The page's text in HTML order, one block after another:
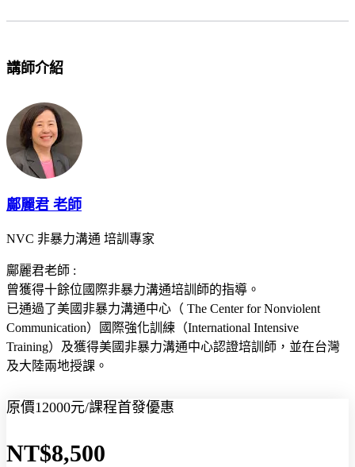
講師介紹
鄺麗君 老師
NVC 非暴力溝通 培訓專家
鄺麗君老師 :
曾獲得十餘位國際非暴力溝通培訓師的指導。
已通過了美國非暴力溝通中心（ The Center for Nonviolent
Communication）國際強化訓練（International Intensive
Training）及獲得美國非暴力溝通中心認證培訓師，並在台灣
及大陸兩地授課。
原價12000元/課程首發優惠
NT$8,500